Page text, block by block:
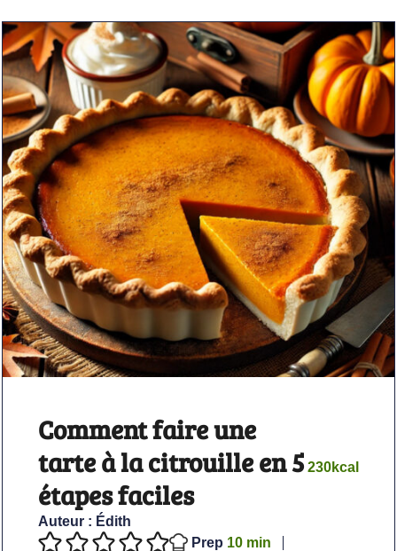
Comment faire une
tarte à la citrouille en 5
étapes faciles
Auteur : Édith
230kcal
Prep 10minutes
min